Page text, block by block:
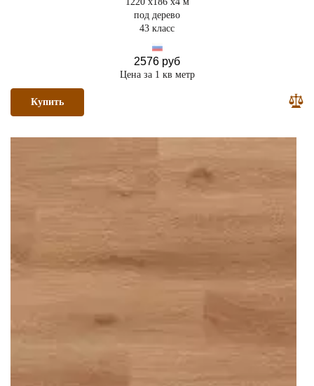
под дерево
43 класс
2576 руб
Цена за 1 кв метр
Купить